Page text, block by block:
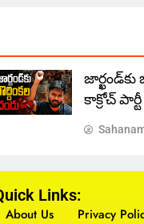
జార్ఖండ్‌కు
కాక్రోచ్
Links:
About Us Privacy